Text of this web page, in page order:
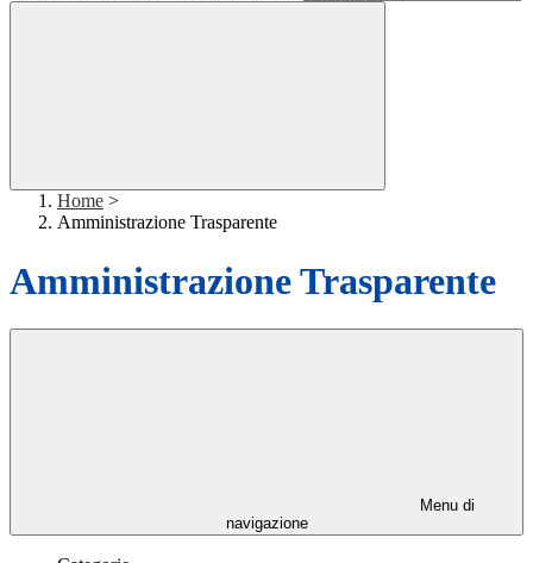
Home >
Amministrazione Trasparente
Amministrazione Trasparente
Menu di
navigazione